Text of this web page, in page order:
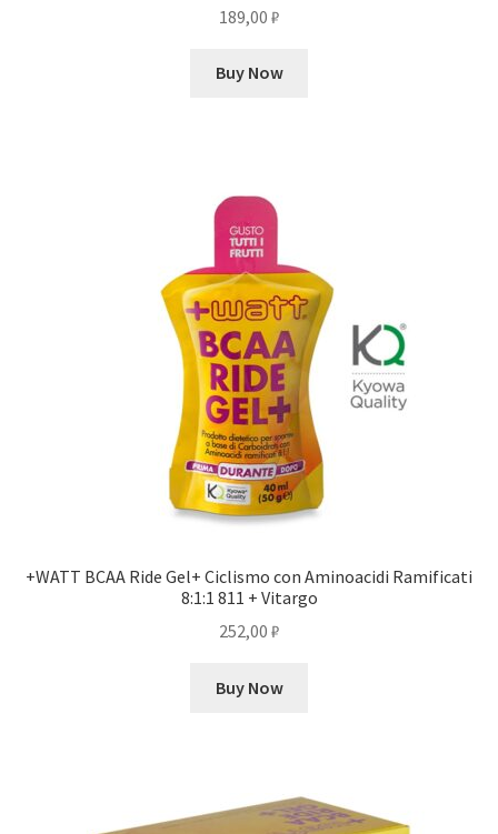
189,00 ₽
Buy Now
+WATT BCAA Ride Gel+ Ciclismo con Aminoacidi Ramificati
8:1:1 811 + Vitargo
252,00 ₽
Buy Now